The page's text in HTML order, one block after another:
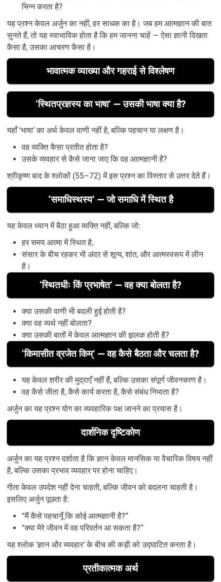
भिन्न करता है?
यह प्रश्न केवल अर्जुन का नहीं, हर साधक का है। जब हम आत्मज्ञान की बात
सुनते हैं, तो यह स्वाभाविक होता है कि हम जानना चाहें — ऐसा ज्ञानी दिखता
कैसा है, उसका आचरण कैसा है।
भावात्मक व्याख्या और गहराई से विश्लेषण
‘स्थितप्रज्ञस्य का भाषा’ — उसकी भाषा क्या है?
यहाँ ‘भाषा’ का अर्थ केवल वाणी नहीं है, बल्कि पहचान या लक्षण है।
वह व्यक्ति कैसा प्रतीत होता है?
उसके व्यवहार से कैसे जाना जाए कि वह आत्मज्ञानी है?
श्रीकृष्ण बाद के श्लोकों (55–72) में इस प्रश्न का विस्तार से उत्तर देते हैं।
‘समाधिस्थस्य’ — जो समाधि में स्थित है
यह केवल ध्यान में बैठा हुआ व्यक्ति नहीं, बल्कि जो:
हर समय आत्मा में स्थित है,
संसार के बीच रहकर भी अंदर से शून्य, शांत, और आत्मस्वरूप में लीन
है।
‘स्थितधीः किं प्रभाषेत’ — वह क्या बोलता है?
क्या उसकी वाणी भी बदली हुई होती है?
क्या वह व्यर्थ नहीं बोलता?
क्या उसकी बातों में केवल आत्मज्ञान की झलक होती है?
‘किमासीत व्रजेत किम्’ — वह कैसे बैठता और चलता है?
यह केवल शरीर की मुद्राएँ नहीं हैं, बल्कि उसका संपूर्ण जीवनचरण है।
वह कैसे जीता है, कैसे कार्य करता है, कैसे संबंध निभाता है?
अर्जुन का यह प्रश्न योग का व्यवहारिक पक्ष जानने का प्रयास है।
दार्शनिक दृष्टिकोण
अर्जुन का यह प्रश्न दर्शाता है कि ज्ञान केवल मानसिक या वैचारिक विषय नहीं
है, बल्कि उसका प्रभाव व्यवहार पर होना चाहिए।
गीता केवल उपदेश नहीं देना चाहती, बल्कि जीवन को बदलना चाहती है।
इसलिए अर्जुन पूछता है:
“मैं कैसे पहचानूँ कि कोई आत्मज्ञानी है?”
“क्या मेरे जीवन में वह परिवर्तन आ सकता है?”
यह श्लोक ‘ज्ञान और व्यवहार’ के बीच की कड़ी को उद्घाटित करता है।
प्रतीकात्मक अर्थ